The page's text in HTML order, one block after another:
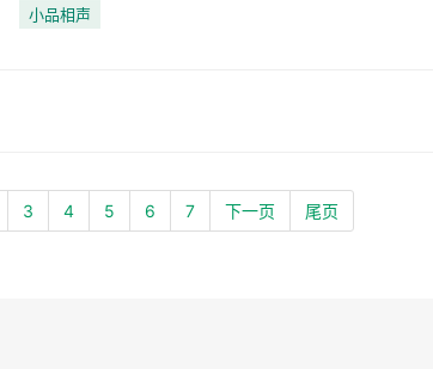
小品相声
3 4 5 6 7 下一页 尾页